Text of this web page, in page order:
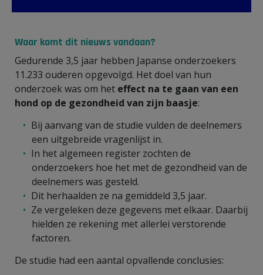
Waar komt dit nieuws vandaan?
Gedurende 3,5 jaar hebben Japanse onderzoekers
11.233 ouderen opgevolgd. Het doel van hun
onderzoek was om het effect na te gaan van een
hond op de gezondheid van zijn baasje:
Bij aanvang van de studie vulden de deelnemers
een uitgebreide vragenlijst in.
In het algemeen register zochten de
onderzoekers hoe het met de gezondheid van de
deelnemers was gesteld.
Dit herhaalden ze na gemiddeld 3,5 jaar.
Ze vergeleken deze gegevens met elkaar. Daarbij
hielden ze rekening met allerlei verstorende
factoren.
De studie had een aantal opvallende conclusies: